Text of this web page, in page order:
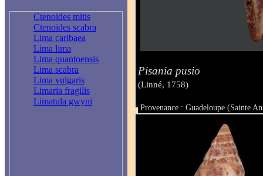
Ctenoides mitis
Ctenoides scabra
Lima caribaea
Lima lima
Lima quantoensis
Lima scabra
Lima vulgaris
Limaria fragilis
Limatula gwyni
Pisania pusio
(Linné, 1758)
Provenance : Guadeloupe (Sainte
Taille : 34 mm